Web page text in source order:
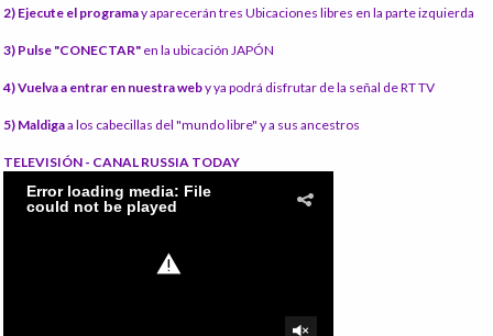
2) Ejecute el programay aparecerán tres Ubicaciones libres en la parte izquierda
3) Pulse "CONECTAR" en la ubicación JAPÓN
4) Vuelva a entrar en nuestra weby ya podrá disfrutar de la señal de RT TV
5) Maldigaa los cabecillas del "mundo libre" y a sus ancestros
TELEVISIÓN - CANAL RUSSIA TODAY